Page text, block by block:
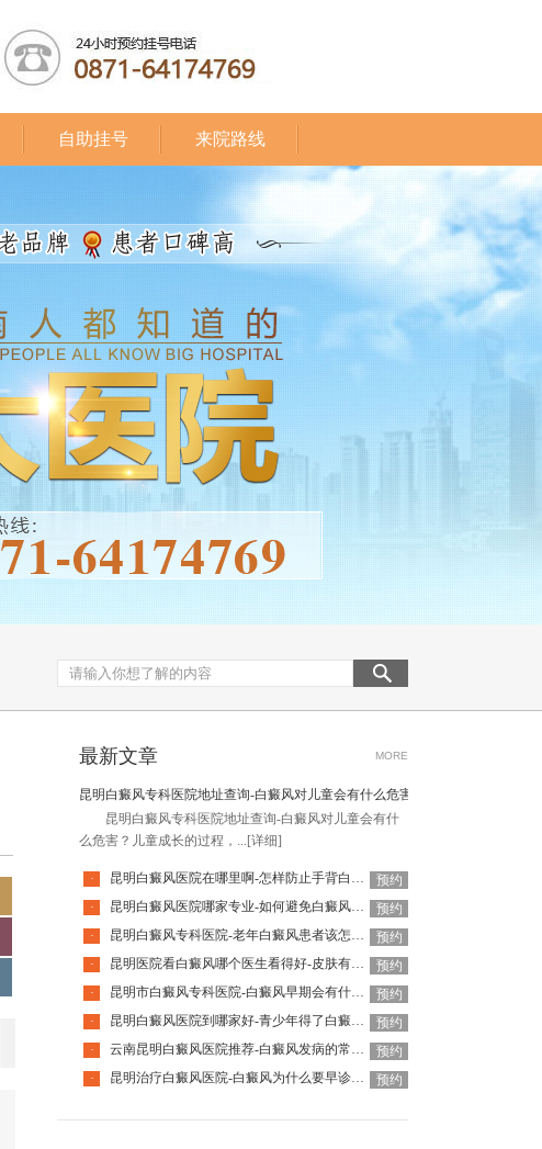
自助挂号 来院路线
最新文章 MORE
昆明白癜风专科医院地址查询-白癜风对儿童会有什么危害
昆明白癜风专科医院地址查询-白癜风对儿童会有什
么危害？儿童成长的过程，... [详细]
· 昆明白癜风医院在哪里啊-怎样防止手背白癜风扩散呢
预约
·
昆明白癜风医院哪家专业-如何避免白癜风复发呢
预约
·
昆明白癜风专科医院-老年白癜风患者该怎么有效应对疾病
预约
·
昆明医院看白癜风哪个医生看得好-皮肤有白癜风后该怎么护理
预约
·
昆明市白癜风专科医院-白癜风早期会有什么症状
预约
·
昆明白癜风医院到哪家好-青少年得了白癜风该怎么科学治疗呢
预约
·
云南昆明白癜风医院推荐-白癜风发病的常见诱因是什么
预约
·
昆明治疗白癜风医院-白癜风为什么要早诊早治 预约